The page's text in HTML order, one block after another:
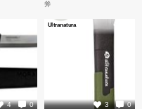
4 0
斧
Ultranatura
3 0